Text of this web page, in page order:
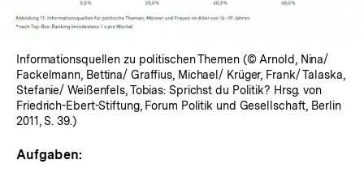
Informationsquellen zu politischen Themen (© Arnold, Nina/
Fackelmann, Bettina/ Graffius, Michael/ Krüger, Frank/ Talaska,
Stefanie/ Weißenfels, Tobias: Sprichst du Politik? Hrsg. von
Friedrich-Ebert-Stiftung, Forum Politik und Gesellschaft, Berlin
2011, S. 39.)
Aufgaben: